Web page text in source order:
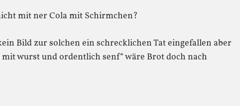
mit ner Cola mit Schirmchen?
Bild zur solchen ein schrecklichen Tat eingefallen aber
mit wurst und ordentlich senf“ wäre Brot doch nach